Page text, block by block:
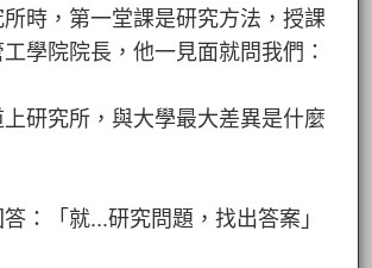
時，第一堂課是研究方法，授課
學院院長，他一見面就問我們：
上研究所，與大學最大差異是什麼
：「就...研究問題，找出答案」